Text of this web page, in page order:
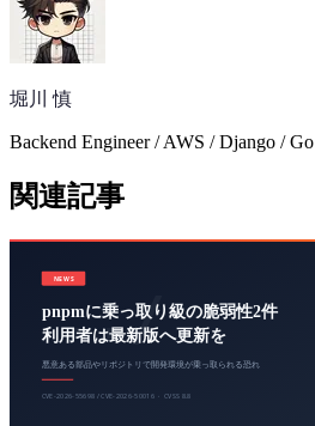
堀川 慎
Backend Engineer / AWS / Django / Go
関連記事